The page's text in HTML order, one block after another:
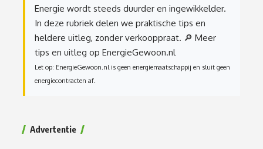
Energie wordt steeds duurder en ingewikkelder.
In deze rubriek delen we praktische tips en
heldere uitleg, zonder verkooppraat. 🔎 Meer
tips en uitleg op EnergieGewoon.nl
Let op: EnergieGewoon.nl is geen energiemaatschappij en sluit geen
energiecontracten af.
Advertentie